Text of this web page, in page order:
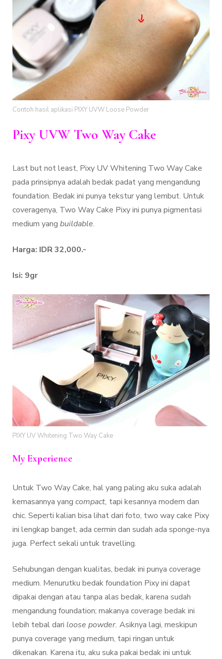
Contoh hasil aplikasi PIXY UVW Loose Powder
Pixy UVW Two Way Cake
Last but not least, Pixy UV Whitening Two Way Cake
pada prinsipnya adalah bedak padat yang mengandung
foundation. Bedak ini punya tekstur yang lembut. Untuk
coveragenya, Two Way Cake Pixy ini punya pigmentasi
medium yang buildable.
Harga: IDR 32,000.-
Isi: 9gr
PIXY UV Whitening Two Way Cake
My Experience
Untuk Two Way Cake, hal yang paling aku suka adalah
kemasannya yang compact, tapi kesannya modern dan
chic. Seperti kalian bisa lihat dari foto, two way cake Pixy
ini lengkap banget, ada cermin dan sudah ada sponge-nya
juga. Perfect sekali untuk travelling.
Sehubungan dengan kualitas, bedak ini punya coverage
medium. Menurutku bedak foundation Pixy ini dapat
dipakai dengan atau tanpa alas bedak, karena sudah
mengandung foundation; makanya coverage bedak ini
lebih tebal dari loose powder. Asiknya lagi, meskipun
punya coverage yang medium, tapi ringan untuk
dikenakan. Karena itu, aku suka pakai bedak ini untuk